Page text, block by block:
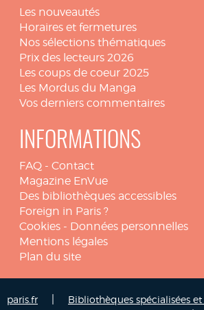
Les nouveautés
Horaires et fermetures
Nos sélections thématiques
Prix des lecteurs 2026
Les coups de coeur 2025
Les Mordus du Manga
Vos derniers commentaires
INFORMATIONS
FAQ - Contact
Magazine EnVue
Des bibliothèques accessibles
Foreign in Paris ?
Cookies - Données personnelles
Mentions légales
Plan du site
paris.fr Bibliothèques spécialisées